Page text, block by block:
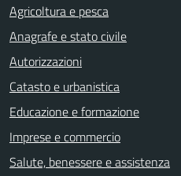
Agricoltura e pesca
Anagrafe e stato civile
Autorizzazioni
Catasto e urbanistica
Educazione e formazione
Imprese e commercio
Salute, benessere e assistenza